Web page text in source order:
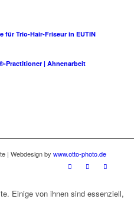
für Trio-Hair-Friseur in EUTIN
Practitioner | Ahnenarbeit
| Webdesign by www.otto-photo.de
Einige von ihnen sind essenziell,